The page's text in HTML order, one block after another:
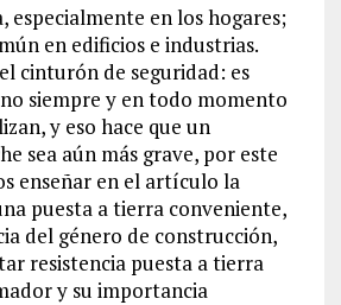
especialmente en los hogares;
en edificios e industrias.
cinturón de seguridad: es
siempre y en todo momento
y eso hace que un
sea aún más grave, por este
enseñar en el artículo la
puesta a tierra conveniente,
del género de construcción,
resistencia puesta a tierra
y su importancia